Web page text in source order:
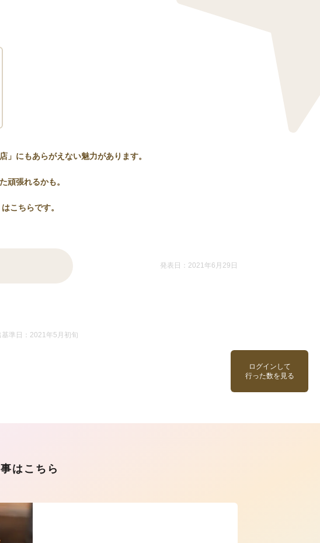
」にもあらがえない魅力があります。
頑張れるかも。
こちらです。
発表日：2021年6月29日
基準日：2021年5月初旬
ログインして
行った数を見る
はこちら